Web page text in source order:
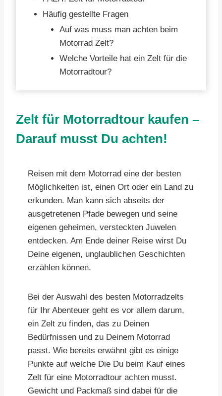
Häufig gestellte Fragen
Auf was muss man achten beim
Motorrad Zelt?
Welche Vorteile hat ein Zelt für die
Motorradtour?
Zelt für Motorradtour kaufen –
Darauf musst Du achten!
Reisen mit dem Motorrad eine der besten
Möglichkeiten ist, einen Ort oder ein Land zu
erkunden. Man kann sich abseits der
ausgetretenen Pfade bewegen und seine
eigenen geheimen, versteckten Juwelen
entdecken. Am Ende deiner Reise wirst Du
Deine eigenen, unglaublichen Geschichten
erzählen können.
Bei der Auswahl des besten Motorradzelts
für Ihr Abenteuer geht es vor allem darum,
ein Zelt zu finden, das zu Deinen
Bedürfnissen und zu Deinem Motorrad
passt. Wie bereits erwähnt gibt es einige
Punkte auf welche Die Du beim Kauf eines
Zelt für eine Motorradtour achten musst.
Gewicht und Packmaß sind dabei für die